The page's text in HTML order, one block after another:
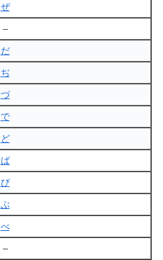
ぜ
–
だ
ぢ
づ
で
ど
ば
び
ぶ
べ
–